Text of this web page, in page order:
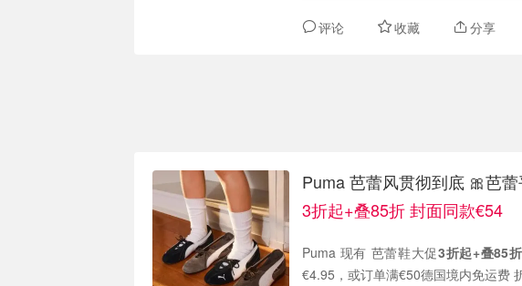
评论 收藏 分享
Puma 芭蕾风贯彻到底 🎀芭
3折起+叠85折 封面同款€54
Puma 现有 芭蕾鞋大促3折起+叠85折